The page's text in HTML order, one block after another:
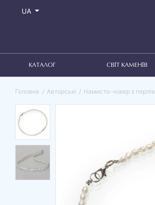
UA
КАТАЛОГ СВІТ КАМЕНІВ
Головна Авторські Намисто-чокер з перлів